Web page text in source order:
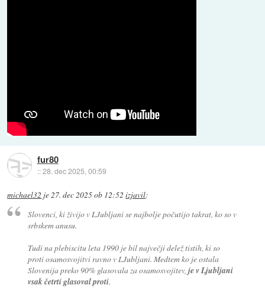
fur80
::28. dec 2025, 00:59
michael32 je 27. dec 2025 ob 12:52 izjavil:
Slovenci, ki živijo v LJubljani se najbolje počutijo takrat, ko so v
srbskem anusu.
Tudi na plebiscitu leta 1990 je bil največji delež tistih, ki so
proti osamosvojitvi ravno v LJubljani. Medtem ko je ostala
Slovenija preko 90% glasovala za osamosvojitev, je v Ljubljani
vsak četrti glasoval proti.